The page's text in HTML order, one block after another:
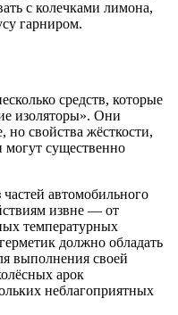
с колечками лимона,
гарниром.
средств, которые
изоляторы». Они
но свойства жёсткости,
могут существенно
автомобильного
извне — от
температурных
должно обладать
выполнения своей
арок
неблагоприятных